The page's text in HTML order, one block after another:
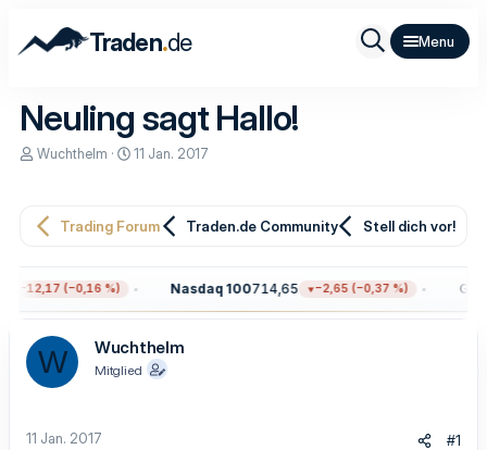
Traden.de
Neuling sagt Hallo!
E
e
r
Wuchthelm
E
e
a
m
11 Jan. 2017
Trading Forum Traden.de Community Stell dich vor!
−12,17 (−0,16 %) Nasdaq 100714,65 −2,65 (−0,37 %) Gold
W Wuchthelm
Mitglied
11 Jan. 2017 #1